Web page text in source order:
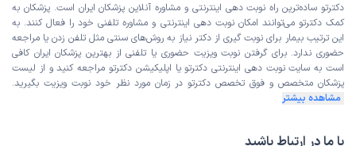
دکترتو ساده‌ترین راه نوبت‌ دهی اینترنتی و مشاوره آنلاین پزشکان ایران است. پزشکان به
کمک دکترتو می‌توانند امکان نوبت دهی اینترنتی و مشاوره تلفنی خود را فعال کنند. به
این ترتیب بیمار برای نوبت گیری از دکتر نیاز به روش‌های سنتی مثل تلفن زدن یا مراجعه
حضوری ندارد. برای گرفتن نوبت ویزیت حضوری یا تلفنی از بهترین پزشکان ایران کافی
است به سایت نوبت دهی اینترنتی دکترتو یا اپلیکیشن دکترتو مراجعه کنید و از لیست
پزشکان متخصص و فوق تخصص دکترتو در زمان مورد نظر خود نوبت ویزیت بگیرید.
مشاهده بیشتر
با ما در ارتباط باشید